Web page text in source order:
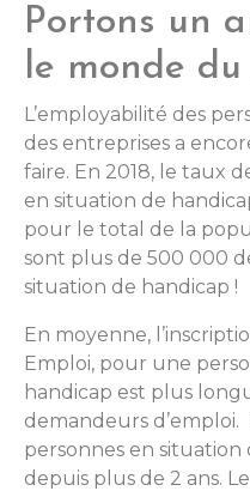
Portons un
le monde
L’employabilité des
des entreprises a
faire. En 2018, le taux
en situation de
pour le total de la
sont plus de 500 000
situation de handicap !
En moyenne,
Emploi, pour une
handicap est plus
demandeurs
personnes en situation
depuis plus de 2 ans.